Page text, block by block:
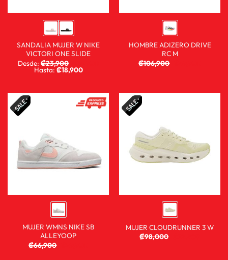
SANDALIA MUJER W NIKE
VICTORI ONE SLIDE
Desde: ₡23,900
Hasta:₡18,900
HOMBRE ADIZERO DRIVE
RC M
₡106,900
MUJER WMNS NIKE SB
ALLEYOOP
₡66,900
MUJER CLOUDRUNNER 3 W
₡98,000